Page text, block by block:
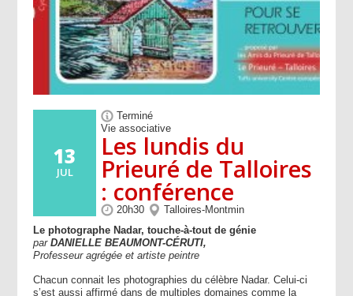
13
JUL
Terminé
Vie associative
Les lundis du
Prieuré de Talloires
: conférence
20h30
Talloires-Montmin
Le photographe Nadar, touche-à-tout de génie
par DANIELLEBEAUMONT-CÉRUTI,
Professeur agrégée et artiste peintre
Chacun connait les photographies du célèbre Nadar. Celui-ci
s’est aussi affirmé dans de multiples domaines comme la